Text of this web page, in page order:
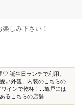
しみ下さい！
誕生日ランチで利用。
い外観、内装のこちらの
インで乾杯！...亀戸には
るこちらの店舗...